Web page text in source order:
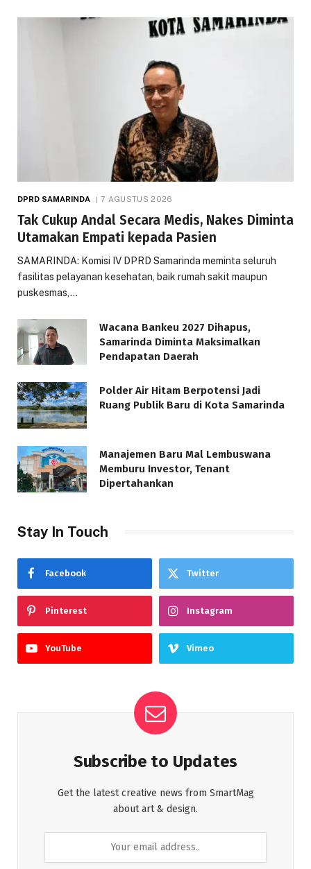
DPRD SAMARINDA 7 AGUSTUS 2026
Tak Cukup Andal Secara Medis, Nakes Diminta
Utamakan Empati kepada Pasien
SAMARINDA: Komisi IV DPRD Samarinda meminta seluruh
fasilitas pelayanan kesehatan, baik rumah sakit maupun
puskesmas,…
Wacana Bankeu 2027 Dihapus,
Samarinda Diminta Maksimalkan
Pendapatan Daerah
Polder Air Hitam Berpotensi Jadi
Ruang Publik Baru di Kota Samarinda
Manajemen Baru Mal Lembuswana
Memburu Investor, Tenant
Dipertahankan
Stay In Touch
Facebook Twitter
Pinterest Instagram
YouTube Vimeo
Subscribe to Updates
Get the latest creative news from SmartMag
about art & design.